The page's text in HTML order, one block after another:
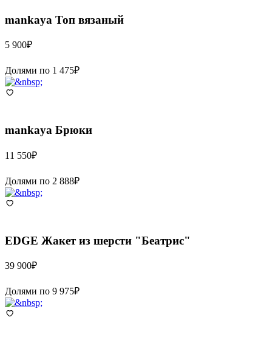
mankaya Топ вязаный
5 900₽
Долями по 1 475₽
mankaya Брюки
11 550₽
Долями по 2 888₽
EDGE Жакет из шерсти "Беатрис"
39 900₽
Долями по 9 975₽